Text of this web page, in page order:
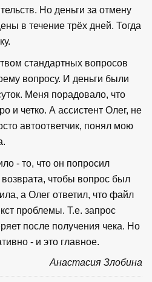
Но деньги за отмену
в течение трёх дней. Тогда
стандартных вопросов
вопросу. И деньги были
Меня порадовало, что
и четко. А ассистент Олег, не
автоответчик, понял мою
- то, что он попросил
чтобы вопрос был
а Олег ответил, что файл
проблемы. Т.е. запрос
после получения чека. Но
- и это главное.
Анастасия Злобина